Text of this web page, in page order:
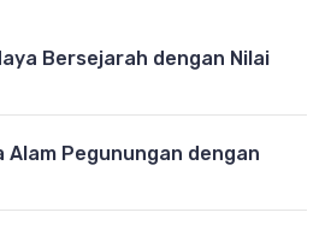
Bersejarah dengan Nilai
Alam Pegunungan dengan